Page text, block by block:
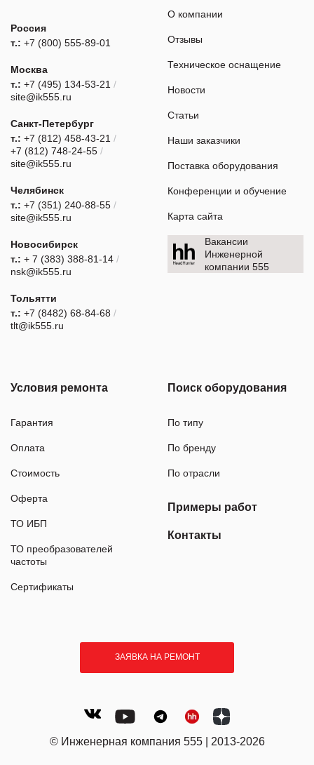
Россия
т.: +7 (800) 555-89-01
Москва
т.: +7 (495) 134-53-21 /
site@ik555.ru
Санкт-Петербург
т.: +7 (812) 458-43-21 /
+7 (812) 748-24-55 /
site@ik555.ru
Челябинск
т.: +7 (351) 240-88-55 /
site@ik555.ru
Новосибирск
т.: + 7 (383) 388-81-14 /
nsk@ik555.ru
Тольятти
т.: +7 (8482) 68-84-68 /
tlt@ik555.ru
О компании
Отзывы
Техническое оснащение
Новости
Статьи
Наши заказчики
Поставка оборудования
Конференции и обучение
Карта сайта
Вакансии
Инженерной
компании 555
Условия ремонта
Гарантия
Оплата
Стоимость
Оферта
ТО ИБП
ТО преобразователей
частоты
Сертификаты
Поиск оборудования
По типу
По бренду
По отрасли
Примеры работ
Контакты
ЗАЯВКА НА РЕМОНТ
© Инженерная компания 555 | 2013-2026